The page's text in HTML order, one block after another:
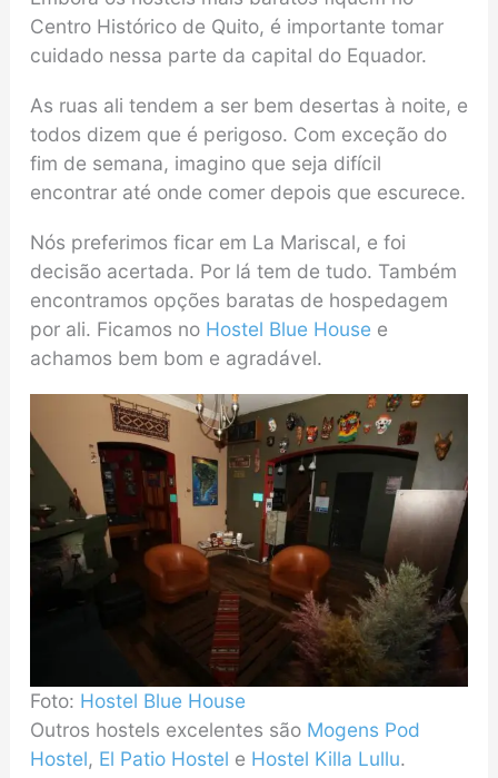
Centro Histórico de Quito, é importante tomar
cuidado nessa parte da capital do Equador.
As ruas ali tendem a ser bem desertas à noite, e
todos dizem que é perigoso. Com exceção do
fim de semana, imagino que seja difícil
encontrar até onde comer depois que escurece.
Nós preferimos ficar em La Mariscal, e foi
decisão acertada. Por lá tem de tudo. Também
encontramos opções baratas de hospedagem
por ali. Ficamos no Hostel Blue Housee
achamos bem bom e agradável.
Foto: Hostel Blue House
Outros hostels excelentes são Mogens Pod
Hostel, El Patio Hostel e Hostel Killa Lullu.